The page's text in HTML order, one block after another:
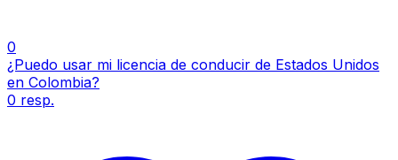
0
¿Puedo usar mi licencia de conducir de Estados Unidos
en Colombia?
0 resp.